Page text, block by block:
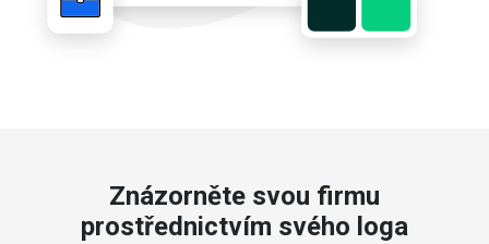
Znázorněte svou firmu
prostřednictvím svého loga